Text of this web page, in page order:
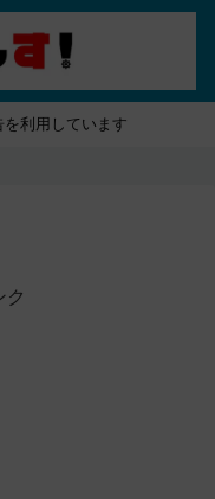
利用しています
ク